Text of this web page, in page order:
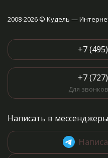
2008-2026 © Кудель —
+7
+7
Для
Написать в